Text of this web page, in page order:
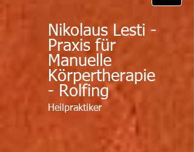
Nikolaus Lesti -
Praxis für
Manuelle
Körpertherapie
- Rolfing
Heilpraktiker